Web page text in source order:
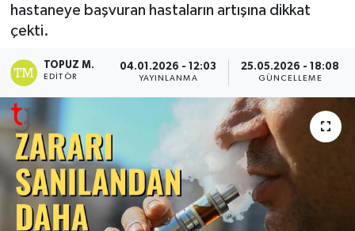
hastaneye başvuran hastaların artışına dikkat
çekti.
TOPUZ M.
EDITÖR
04.01.2026 - 12:03
YAYINLANMA
25.05.2026 - 18:08
GÜNCELLEME
TEKNOLOJİ
Haber Arşivi